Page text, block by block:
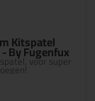
Kitspatel
By Fugenfux
voor super